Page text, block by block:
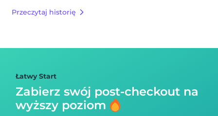
Przeczytaj historię
Łatwy Start
Zabierz swój post-checkout na
wyższy poziom